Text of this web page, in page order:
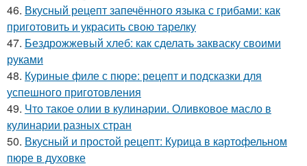
46. Вкусный рецепт запечённого языка с грибами: как
приготовить и украсить свою тарелку
47. Бездрожжевый хлеб: как сделать закваску своими
руками
48. Куриные филе с пюре: рецепт и подсказки для
успешного приготовления
49. Что такое олии в кулинарии. Оливковое масло в
кулинарии разных стран
50. Вкусный и простой рецепт: Курица в картофельном
пюре в духовке